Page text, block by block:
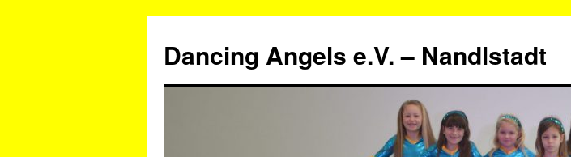
springen
Dancing Angels e.V. – Nandlstadt